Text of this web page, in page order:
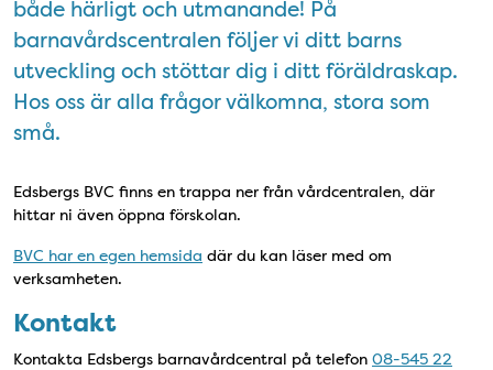
både härligt och utmanande! På
barnavårdscentralen följer vi ditt barns
utveckling och stöttar dig i ditt föräldraskap.
Hos oss är alla frågor välkomna, stora som
små.
Edsbergs BVC finns en trappa ner från vårdcentralen, där
hittar ni även öppna förskolan.
BVC har en egen hemsida där du kan läser med om
verksamheten.
Kontakt
Kontakta Edsbergs barnavårdcentral på telefon 08-545 22